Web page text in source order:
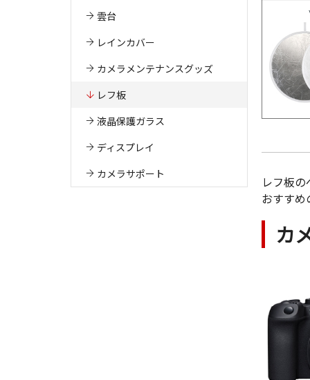
雲台
レインカバー
カメラメンテナンスグッズ
レフ板
液晶保護ガラス
ディスプレイ
カメラサポート
レフ板
おすすめ
カ